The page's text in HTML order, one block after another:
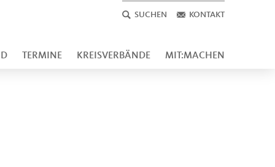
SUCHEN KONTAKT
TERMINE KREISVERBÄNDE MIT:MACHEN